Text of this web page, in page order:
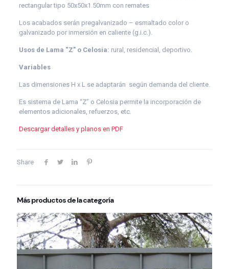
rectangular tipo 50x50x1.50mm con remates
Los acabados serán pregalvanizado – esmaltado color o
galvanizado por inmersión en caliente (g.i.c.).
Usos de Lama “Z” o Celosia: rural, residencial, deportivo.
Variables
Las dimensiones H x L se adaptarán según demanda del cliente.
Es sistema de Lama “Z” o Celosia permite la incorporación de
elementos adicionales, refuerzos, etc.
Descargar detalles y planos en PDF
Share
Más productos de la categoría